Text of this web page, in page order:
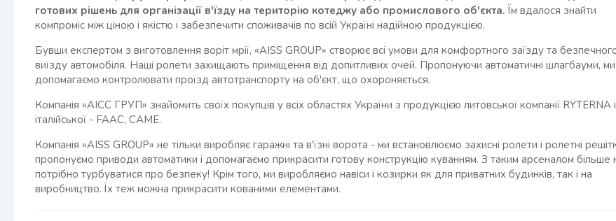
готових рішень для організації в'їзду на територію котеджу або промислового об'єкта. Їм вдалося знайти
компроміс між ціною і якістю і забезпечити споживачів по всій Україні надійною продукцією.
Бувши експертом з виготовлення воріт мрії, «AISS GROUP» створює всі умови для комфортного заїзду та
виїзду автомобіля. Наші ролети захищають приміщення від допитливих очей. Пропонуючи автоматичні шлагбауми, ми
допомагаємо контролювати проїзд автотранспорту на об'єкт, що охороняється.
Компанія «АІСС ГРУП» знайомить своїх покупців у всіх областях України з продукцією литовської компанії RYTERNA і
італійської - FAAC, CAME.
Компанія «AISS GROUP» не тільки виробляє гаражні та в'їзні ворота - ми встановлюємо захисні ролети і ролетні
пропонуємо приводи автоматики і допомагаємо прикрасити готову конструкцію куванням. З таким арсеналом більше
потрібно турбуватися про безпеку! Крім того, ми виробляємо навіси і козирки як для приватних будинків, так і на
виробництво. Їх теж можна прикрасити кованими елементами.